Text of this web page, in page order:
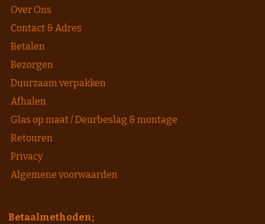
Over Ons
Contact & Adres
Betalen
Bezorgen
Duurzaam verpakken
Afhalen
Glas op maat / Deurbeslag & montage
Retouren
Privacy
Algemene voorwaarden
Betaalmethoden;